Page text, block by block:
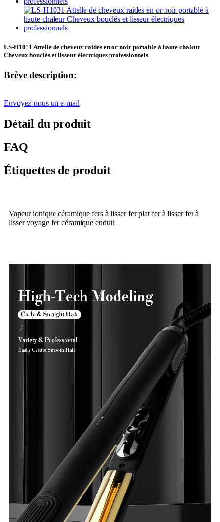
LS-H1031 Attelle de cheveux raides en or noir portable à haute chaleur
Cheveux bouclés et lisseur électriques professionnels
Brève description:
Envoyez-nous un e-mail
Détail du produit
FAQ
Étiquettes de produit
Vapeur ionique céramique fers à lisser fer plat fer à lisser fer à
lisser voyage fer céramique enduit